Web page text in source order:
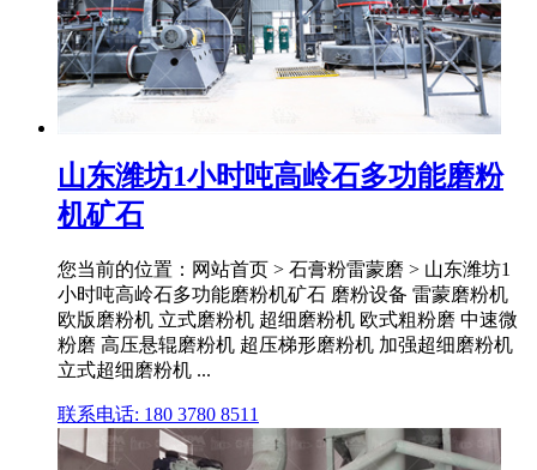
山东潍坊1小时吨高岭石多功能磨粉
机矿石
您当前的位置：网站首页 > 石膏粉雷蒙磨 > 山东潍坊1
小时吨高岭石多功能磨粉机矿石 磨粉设备 雷蒙磨粉机
欧版磨粉机 立式磨粉机 超细磨粉机 欧式粗粉磨 中速微
粉磨 高压悬辊磨粉机 超压梯形磨粉机 加强超细磨粉机
立式超细磨粉机 ...
联系电话: 180 3780 8511